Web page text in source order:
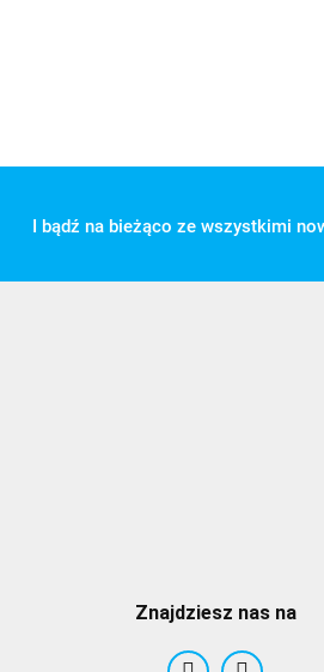
I bądź na bieżąco ze wszystkimi
Znajdziesz nas na